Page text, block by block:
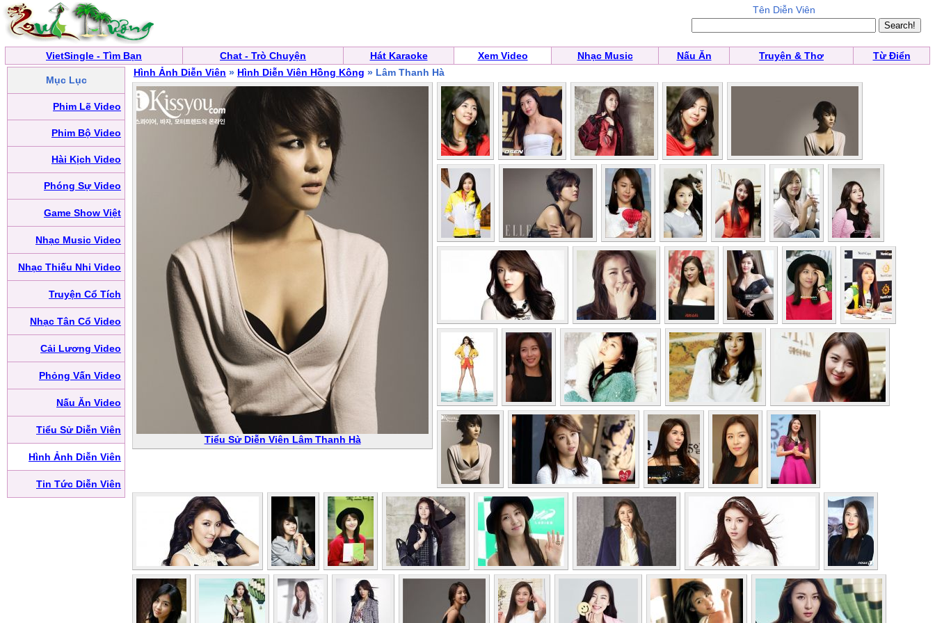
Tên Diễn Viên
VietSingle - Tìm Bạn Chat - Trò Chuyện Hát Karaoke Xem Video Nhạc Music Nấu Ăn Truyện & Thơ Từ Điển
Mục Lục
Phim Lẽ Video
Phim Bộ Video
Hài Kịch Video
Phóng Sự Video
Game Show Việt
Nhạc Music Video
Nhạc Thiếu Nhi Video
Truyện Cổ Tích
Nhạc Tân Cổ Video
Cải Lương Video
Phỏng Vấn Video
Nấu Ăn Video
Tiểu Sử Diễn Viên
Hình Ảnh Diễn Viên
Tin Tức Diễn Viên
Hình Ảnh Diễn Viên » Hình Diễn Viên Hồng Kông » Lâm Thanh Hà
Tiểu Sử Diễn Viên Lâm Thanh Hà